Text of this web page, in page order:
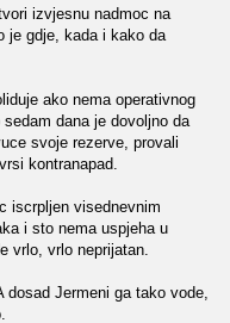
izvjesnu nadmoc na
je gdje, kada i kako da
ako nema operativnog
dana je dovoljno da
svoje rezerve, provali
kontranapad.
iscrpljen visednevnim
i sto nema uspjeha u
vrlo, vrlo neprijatan.
Jermeni ga tako vode,